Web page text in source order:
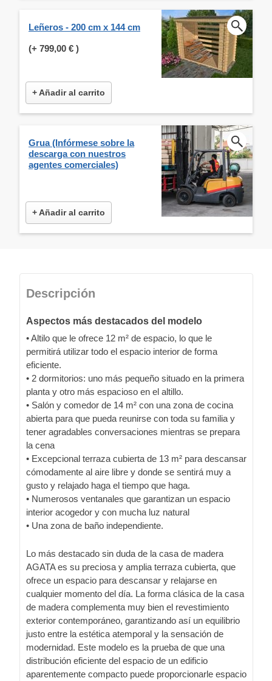
Leñeros - 200 cm x 144 cm
(+ 799,00 € )
+ Añadir al carrito
Grua (Infórmese sobre la
descarga con nuestros
agentes comerciales)
+ Añadir al carrito
Descripción
Aspectos más destacados del modelo
• Altilo que le ofrece 12 m² de espacio, lo que le
permitirá utilizar todo el espacio interior de forma
eficiente.
• 2 dormitorios: uno más pequeño situado en la primera
planta y otro más espacioso en el altillo.
• Salón y comedor de 14 m² con una zona de cocina
abierta para que pueda reunirse con toda su familia y
tener agradables conversaciones mientras se prepara
la cena
• Excepcional terraza cubierta de 13 m² para descansar
cómodamente al aire libre y donde se sentirá muy a
gusto y relajado haga el tiempo que haga.
• Numerosos ventanales que garantizan un espacio
interior acogedor y con mucha luz natural
• Una zona de baño independiente.
Lo más destacado sin duda de la casa de madera
AGATA es su preciosa y amplia terraza cubierta, que
ofrece un espacio para descansar y relajarse en
cualquier momento del día. La forma clásica de la casa
de madera complementa muy bien el revestimiento
exterior contemporáneo, garantizando así un equilibrio
justo entre la estética atemporal y la sensación de
modernidad. Este modelo es la prueba de que una
distribución eficiente del espacio de un edificio
aparentemente compacto puede proporcionarle espacio